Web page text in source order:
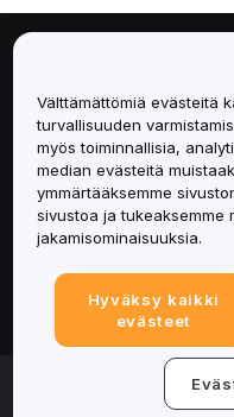
Palvelut
Tuki
Tuotteet
Lakiasiat
© 2025-2026 Bybit.eu.
Välttämättömiä evästeitä
turvallisuuden
myös toiminnallisia,
median evästeitä
ymmärtääksemme
sivustoa ja tukeaksemme
jakamisominaisuuksia.
Hyväksy kaikki
evästeet